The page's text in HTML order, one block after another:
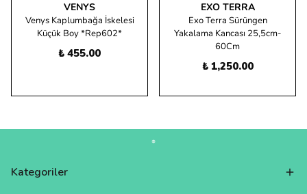
VENYS
Venys Kaplumbağa İskelesi
Küçük Boy *Rep602*
₺ 455.00
EXO TERRA
Exo Terra Sürüngen
Yakalama Kancası 25,5cm-
60Cm
₺ 1,250.00
Kategoriler